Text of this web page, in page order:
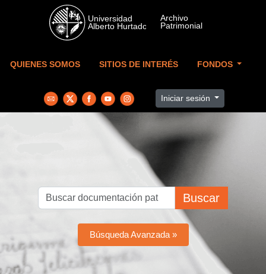
Skip to main content
QUIENES SOMOS SITIOS DE INTERÉS FONDOS
Iniciar sesión
Buscar
Búsqueda Avanzada »